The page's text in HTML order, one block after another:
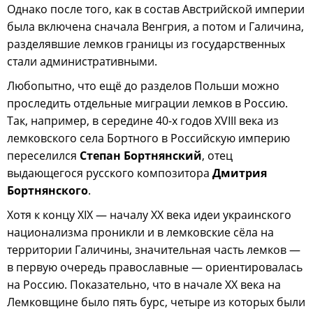
Однако после того, как в состав Австрийской империи
была включена сначала Венгрия, а потом и Галичина,
разделявшие лемков границы из государственных
стали административными.
Любопытно, что ещё до разделов Польши можно
проследить отдельные миграции лемков в Россию.
Так, например, в середине 40-х годов XVIII века из
лемковского села Бортного в Российскую империю
переселился Степан Бортнянский, отец
выдающегося русского композитора Дмитрия
Бортнянского.
Хотя к концу XIX — началу ХХ века идеи украинского
национализма проникли и в лемковские сёла на
территории Галичины, значительная часть лемков —
в первую очередь православные — ориентировалась
на Россию. Показательно, что в начале XX века на
Лемковщине было пять бурс, четыре из которых были